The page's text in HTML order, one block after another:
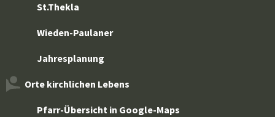
St.Thekla
Wieden-Paulaner
Jahresplanung
Orte kirchlichen Lebens
Pfarr-Übersicht in Google-Maps